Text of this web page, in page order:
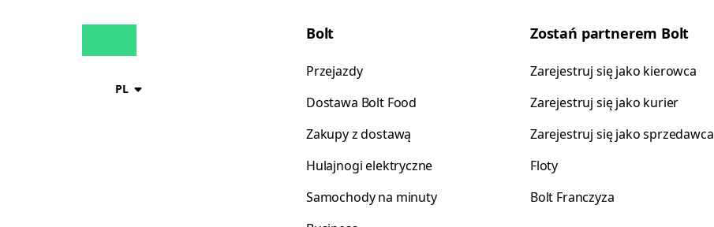
PL
Bolt
Przejazdy
Dostawa Bolt Food
Zakupy z dostawą
Hulajnogi elektryczne
Samochody na minuty
Zostań partnerem Bolt
Zarejestruj się jako kierowca
Zarejestruj się jako kurier
Zarejestruj się jako sprzedawca
Floty
Bolt Franczyza